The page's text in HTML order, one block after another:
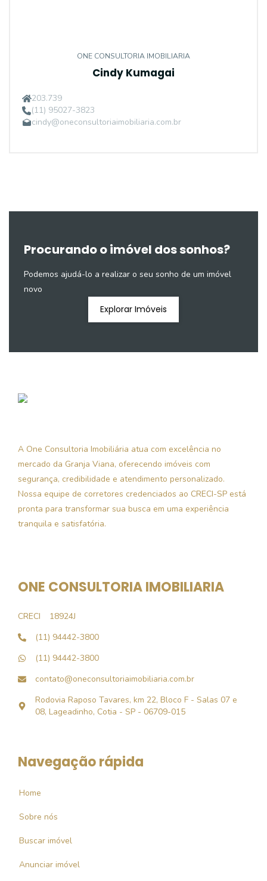
ONE CONSULTORIA IMOBILIARIA
Cindy Kumagai
203.739
(11) 95027-3823
cindy@oneconsultoriaimobiliaria.com.br
Procurando o imóvel dos sonhos?
Podemos ajudá-lo a realizar o seu sonho de um imóvel
novo
Explorar Imóveis
A One Consultoria Imobiliária atua com excelência no
mercado da Granja Viana, oferecendo imóveis com
segurança, credibilidade e atendimento personalizado.
Nossa equipe de corretores credenciados ao CRECI-SP está
pronta para transformar sua busca em uma experiência
tranquila e satisfatória.
ONE CONSULTORIA IMOBILIARIA
CRECI
18924J
(11) 94442-3800
(11) 94442-3800
contato@oneconsultoriaimobiliaria.com.br
Rodovia Raposo Tavares, km 22, Bloco F - Salas 07 e
08, Lageadinho, Cotia - SP - 06709-015
Navegação rápida
Home
Sobre nós
Buscar imóvel
Anunciar imóvel